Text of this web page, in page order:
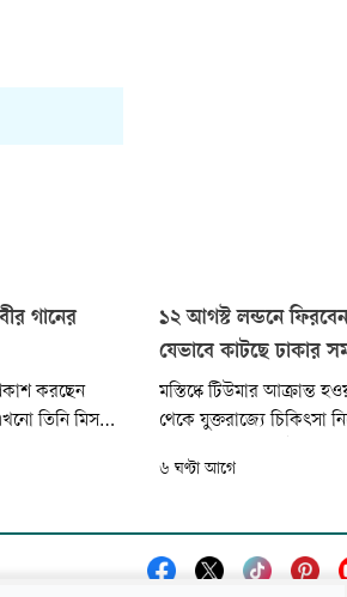
গানের
করছেন
তিনি মিস
অনুভূতির
নবী।
১২ আগস্ট লন্ডনে
যেভাবে কাটছে ঢাকার
মস্তিষ্কে টিউমার আক্রান্ত
থেকে যুক্তরাজ্যে চিকিৎসা
ইলিয়াস কাঞ্চন। দীর্ঘ সময়
নিসচা নিয়েও ছিল চিন্তা।
কার্যক্র
৬ ঘণ্টা আগে